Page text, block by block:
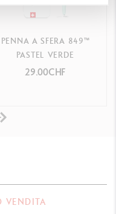
e il motivo dell’849™
PENNA A SFERA 849™
PASTEL VERDE
29.00CHF
VENDITA